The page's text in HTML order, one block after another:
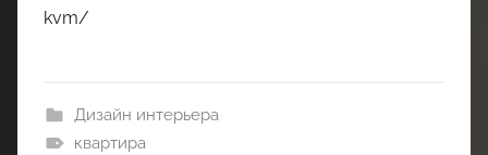
kvm/
Дизайн интерьера
квартира